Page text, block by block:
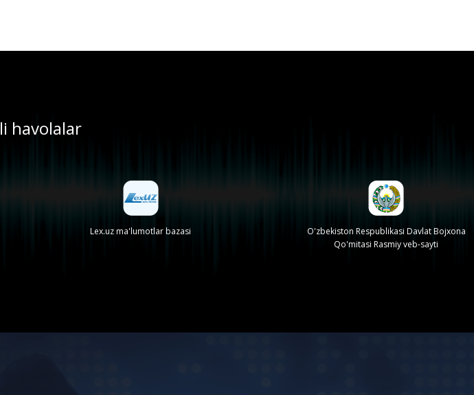
havolalar
Lex.uz ma'lumotlar bazasi
O'zbekiston Respublikasi Davlat Bojxona
Qo'mitasi Rasmiy veb-sayti